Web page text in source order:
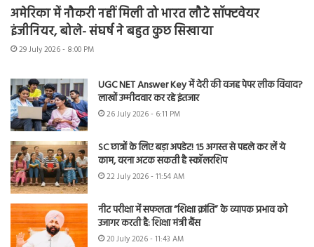
अमेरिका में नौकरी नहीं मिली तो भारत लौटे सॉफ्टवेयर
इंजीनियर, बोले- संघर्ष ने बहुत कुछ सिखाया
29 July 2026 - 8:00 PM
UGC NET Answer Key में देरी की वजह पेपर लीक विवाद?
लाखों उम्मीदवार कर रहे इंतजार
26 July 2026 - 6:11 PM
SC छात्रों के लिए बड़ा अपडेट! 15 अगस्त से पहले कर लें ये
काम, वरना अटक सकती है स्कॉलरशिप
22 July 2026 - 11:54 AM
नीट परीक्षा में सफलता “शिक्षा क्रांति” के व्यापक प्रभाव को
उजागर करती है: शिक्षा मंत्री बैंस
20 July 2026 - 11:43 AM